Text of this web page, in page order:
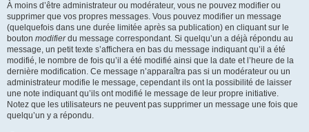
À moins d’être administrateur ou modérateur, vous ne pouvez modifier ou
supprimer que vos propres messages. Vous pouvez modifier un message
(quelquefois dans une durée limitée après sa publication) en cliquant sur le
bouton modifierdu message correspondant. Si quelqu’un a déjà répondu au
message, un petit texte s’affichera en bas du message indiquant qu’il a été
modifié, le nombre de fois qu’il a été modifié ainsi que la date et l’heure de la
dernière modification. Ce message n’apparaîtra pas si un modérateur ou un
administrateur modifie le message, cependant ils ont la possibilité de laisser
une note indiquant qu’ils ont modifié le message de leur propre initiative.
Notez que les utilisateurs ne peuvent pas supprimer un message une fois que
quelqu’un y a répondu.